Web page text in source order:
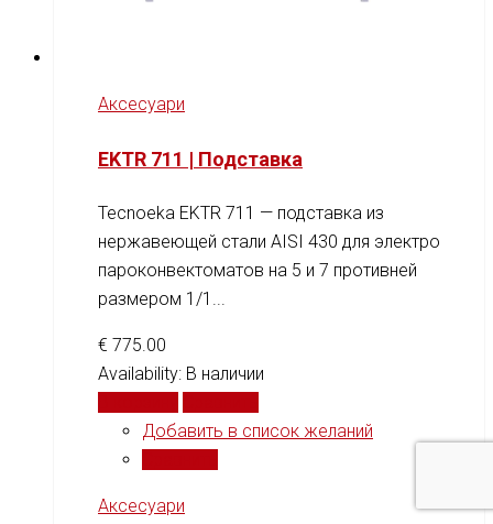
Аксесуари
EKTR 711 | Подставка
Tecnoeka EKTR 711 — подставка из
нержавеющей стали AISI 430 для электро
пароконвектоматов на 5 и 7 противней
размером 1/1...
€ 775.00
Availability: В наличии
Добавить в список желаний
Аксесуари